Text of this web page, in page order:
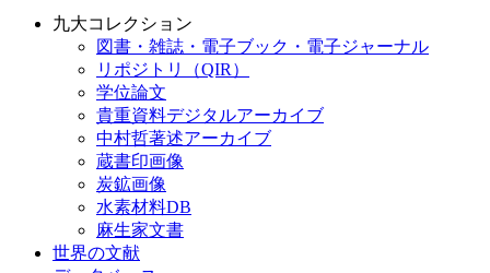
九大コレクション
図書・雑誌・電子ブック・電子ジャーナル
リポジトリ（QIR）
学位論文
貴重資料デジタルアーカイブ
中村哲著述アーカイブ
蔵書印画像
炭鉱画像
水素材料DB
麻生家文書
世界の文献